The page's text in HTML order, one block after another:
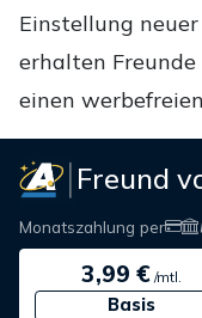
Einstellung
erhalten Freunde
einen
Freund
Monatszahlung per
3,99 €/mtl.
Basis